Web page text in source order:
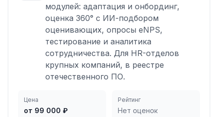
модулей: адаптация и онбординг,
оценка 360° с ИИ-подбором
оценивающих, опросы eNPS,
тестирование и аналитика
сотрудничества. Для HR-отделов
крупных компаний, в реестре
отечественного ПО.
Цена
от 99 000 ₽
Рейтинг
Нет оценок